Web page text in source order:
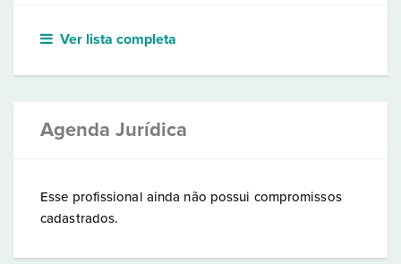
Ver lista completa
Agenda Jurídica
Esse profissional ainda não possui compromissos
cadastrados.